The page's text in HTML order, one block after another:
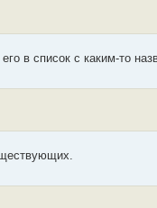
в список с каким-то